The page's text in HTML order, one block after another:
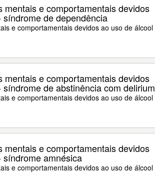
mentais e comportamentais devidos
de dependência
e comportamentais devidos ao uso de álcool
mentais e comportamentais devidos
de abstinência com delirium
e comportamentais devidos ao uso de álcool
mentais e comportamentais devidos
amnésica
e comportamentais devidos ao uso de álcool